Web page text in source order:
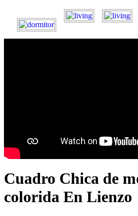
Cuadro Chica de
colorida En Lienzo